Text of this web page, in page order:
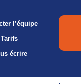
l’équipe
Tarifs
écrire